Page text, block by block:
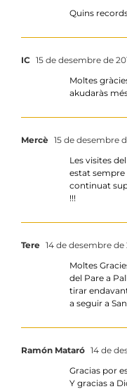
Quins
IC 15 de desembre de
Moltes
akudaràs
Mercè 15 de desembre
Les visites
estat sempre
continuat
!!!
Tere 14 de desembre de
Moltes
del Pare a
tirar
a seguir a
Ramón Mataró 14 de
Gracias por
Y gracias a